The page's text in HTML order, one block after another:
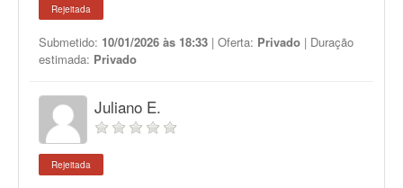
Rejeitada
Submetido: 10/01/2026 às 18:33 | Oferta: Privado | Duração
estimada: Privado
Juliano E.
Rejeitada